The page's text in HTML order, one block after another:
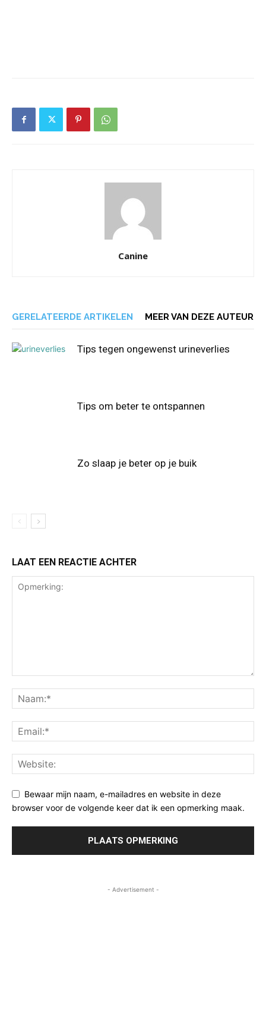
Canine
GERELATEERDE ARTIKELEN MEER VAN DEZE AUTEUR
Tips tegen ongewenst urineverlies
Tips om beter te ontspannen
Zo slaap je beter op je buik
LAAT EEN REACTIE ACHTER
Bewaar mijn naam, e-mailadres en website in deze
browser voor de volgende keer dat ik een opmerking maak.
- Advertisement -